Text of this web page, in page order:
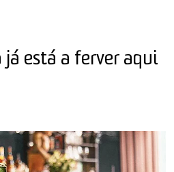
já está a ferver aqui